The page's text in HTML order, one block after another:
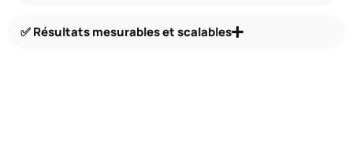
✅ Résultats mesurables et scalables